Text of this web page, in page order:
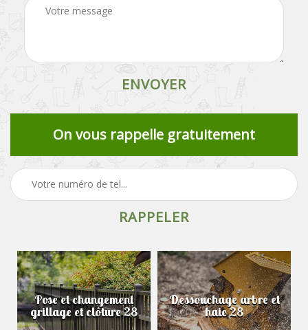
On vous rappelle gratuitement
Pose et changement
grillage et clôture 28
Dessouchage arbre et
haie 28